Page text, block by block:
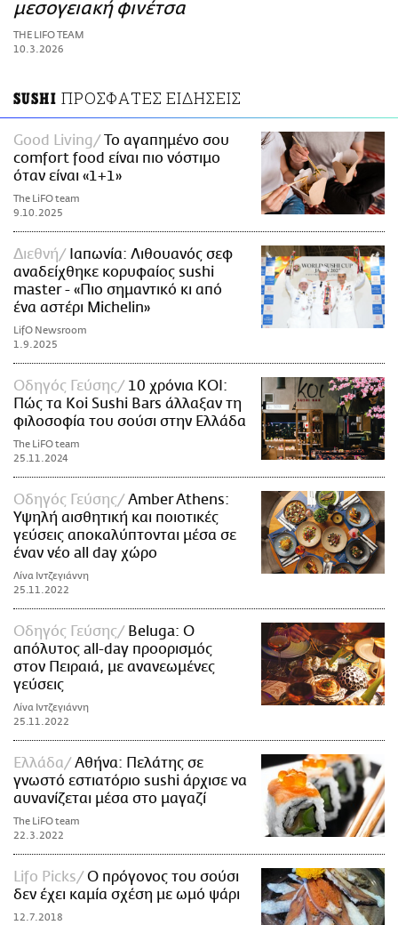
PRINT
μεσογειακή φινέτσα
THE LIFO TEAM
10.3.2026
SUSHI ΠΡΟΣΦΑΤΕΣ ΕΙΔΗΣΕΙΣ
Good Living
Το αγαπημένο σου
comfort food είναι πιο νόστιμο
όταν είναι «1+1»
The LiFO team
9.10.2025
Διεθνή
Ιαπωνία: Λιθουανός σεφ
αναδείχθηκε κορυφαίος sushi
master - «Πιο σημαντικό κι από
ένα αστέρι Michelin»
LifO Newsroom
1.9.2025
Οδηγός Γεύσης
10 χρόνια KOI:
Πώς τα Koi Sushi Bars άλλαξαν τη
φιλοσοφία του σούσι στην Ελλάδα
The LiFO team
25.11.2024
Οδηγός Γεύσης
Amber Athens:
Υψηλή αισθητική και ποιοτικές
γεύσεις αποκαλύπτονται μέσα σε
έναν νέο all day χώρο
Λίνα Ιντζεγιάννη
25.11.2022
Οδηγός Γεύσης
Beluga: Ο
απόλυτος all-day προορισμός
στον Πειραιά, με ανανεωμένες
γεύσεις
Λίνα Ιντζεγιάννη
25.11.2022
Ελλάδα
Αθήνα: Πελάτης σε
γνωστό εστιατόριο sushi άρχισε να
αυνανίζεται μέσα στο μαγαζί
The LiFO team
22.3.2022
Lifo Picks
Ο πρόγονος του σούσι
δεν έχει καμία σχέση με ωμό ψάρι
12.7.2018